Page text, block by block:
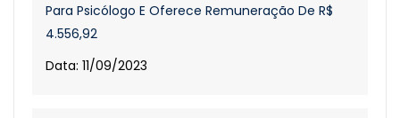
Para Psicólogo E Oferece Remuneração De R$
4.556,92
Data: 11/09/2023